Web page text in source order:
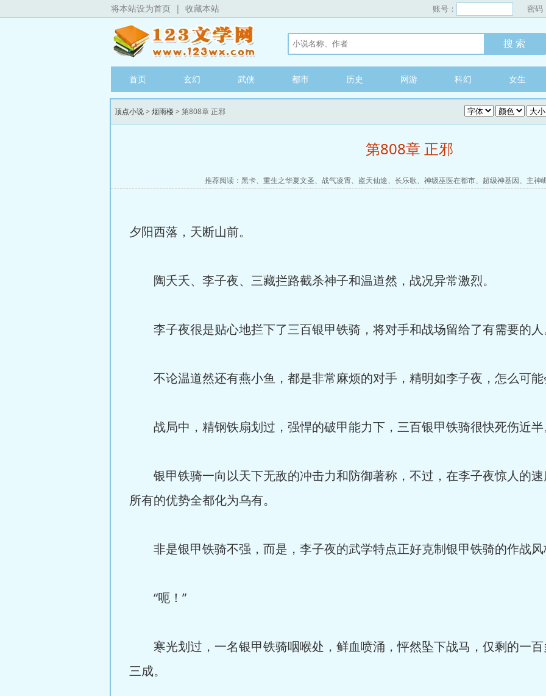
将本站设为首页 | 收藏本站 账号： 密码
首页 玄幻 武侠 都市 历史 网游 科幻 女生
顶点小说> 烟雨楼> 第808章 正邪
第808章 正邪
推荐阅读： 黑卡、 重生之华夏文圣、 战气凌霄、 盗天仙途、 长乐歌、 神级巫医在都市、 超级神基因、 主神
夕阳西落，天断山前。
陶夭夭、李子夜、三藏拦路截杀神子和温道然，战况异常激烈。
李子夜很是贴心地拦下了三百银甲铁骑，将对手和战场留给了有需要的
不论温道然还有燕小鱼，都是非常麻烦的对手，精明如李子夜，怎么可能
战局中，精钢铁扇划过，强悍的破甲能力下，三百银甲铁骑很快死伤近
银甲铁骑一向以天下无敌的冲击力和防御著称，不过，在李子夜惊人的速
所有的优势全都化为乌有。
非是银甲铁骑不强，而是，李子夜的武学特点正好克制银甲铁骑的作战风
“呃！”
寒光划过，一名银甲铁骑咽喉处，鲜血喷涌，怦然坠下战马，仅剩的一百
三成。